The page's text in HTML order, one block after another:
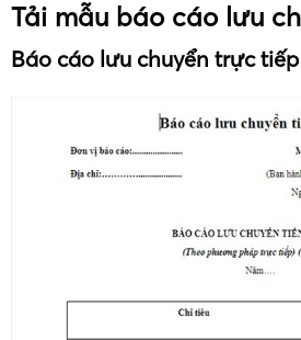
Tải mẫu báo cáo lưu
Báo cáo lưu chuyển trực tiếp